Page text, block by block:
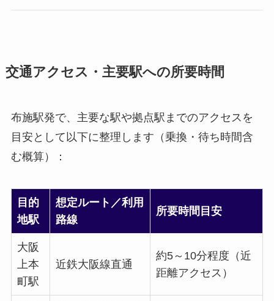
交通アクセス・主要駅への所要時間
布施駅発で、主要な駅や拠点駅までのアクセスを
目安として以下に整理します（乗換・待ち時間含
む概算）：
目的
地駅
想定ルート／利用
路線
所要時間目安
大阪
上本
町駅
近鉄大阪線直通
約5～10分程度（近
距離アクセス）